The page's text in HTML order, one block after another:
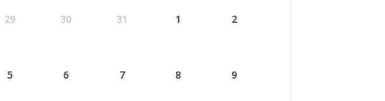
29 30 31 1 2
5 6 7 8 9